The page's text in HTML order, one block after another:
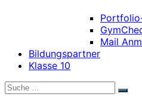
Mail
Bildungspartner
Klasse 10
Suche